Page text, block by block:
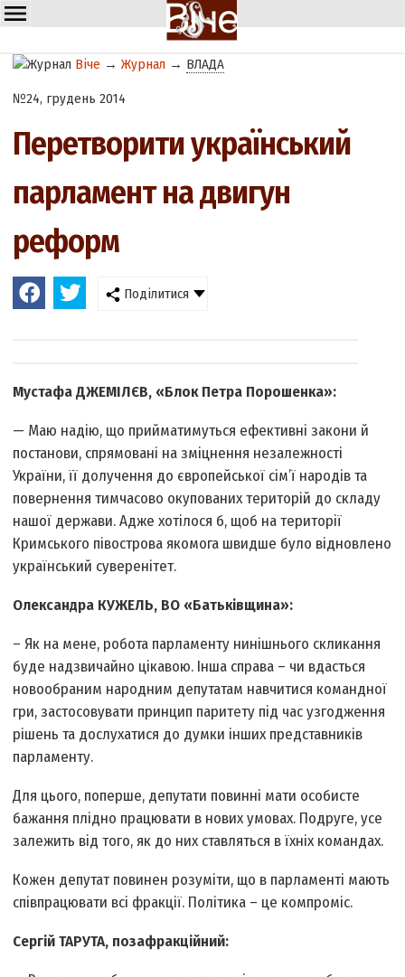
Віче →Журнал → ВЛАДА
№24, грудень 2014
Перетворити український
парламент на двигун
реформ
Поділитися
Мустафа ДЖЕМІЛЄВ, «Блок Петра Порошенка»:
— Маю надію, що прийматимуться ефективні закони й
постанови, спрямовані на зміцнення незалежності
України, її долучення до європейської сім’ї народів та
повернення тимчасово окупованих територій до складу
нашої держави. Адже хотілося б, щоб на території
Кримського півострова якомога швидше було відновлено
український суверенітет.
Олександра КУЖЕЛЬ, ВО «Батьківщина»:
– Як на мене, робота парламенту нинішнього скликання
буде надзвичайно цікавою. Інша справа – чи вдасться
новообраним народним депутатам навчитися командної
гри, застосовувати принцип паритету під час узгодження
рішень та дослухатися до думки інших представників
парламенту.
Для цього, по­перше, депутати повинні мати особисте
бажання плідно працювати в нових умовах. По­друге, усе
залежить від того, як до них ставляться в їхніх командах.
Кожен депутат повинен розуміти, що в парламенті мають
співпрацювати всі фракції. Політика – це компроміс.
Сергій ТАРУТА, позафракційний: